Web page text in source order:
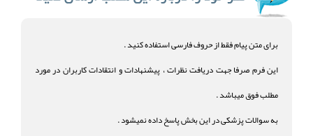
برای متن پیام فقط از حروف فارسی استفاده کنید .
این فرم صرفا جهت دریافت نظرات ، پیشنهادات و انتقادات کاربران در مورد
مطلب فوق میباشد .
به سوالات پزشکی در این بخش پاسخ داده نمیشود .